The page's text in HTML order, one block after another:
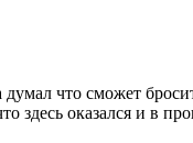
думал что сможет
оказался и в